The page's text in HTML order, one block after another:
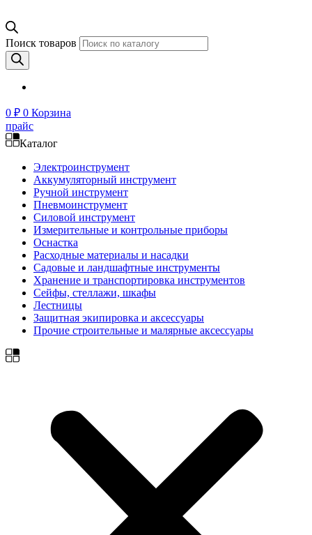
Поиск товаров
0 ₽ 0 Корзина
прайс
Каталог
Электроинструмент
Аккумуляторный инструмент
Ручной инструмент
Пневмоинструмент
Силовой инструмент
Измерительные и контрольные приборы
Оснастка
Расходные материалы и насадки
Садовые и ландшафтные инструменты
Хранение и транспортировка инструментов
Сейфы, стеллажи, шкафы
Лестницы
Защитная экипировка и аксессуары
Прочие строительные и малярные аксессуары